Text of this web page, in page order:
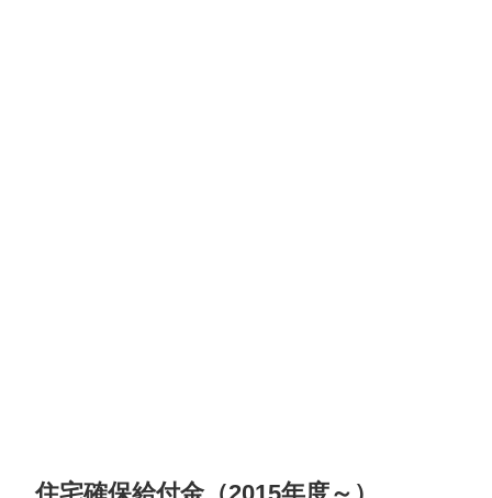
住宅確保給付金（2015年度～）